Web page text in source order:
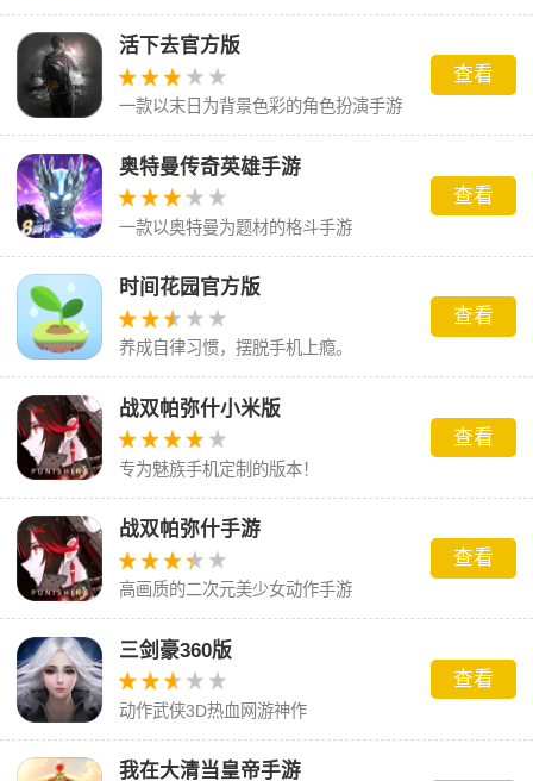
活下去官方版
一款以末日为背景色彩的角色扮演手游
查看
奥特曼传奇英雄手游
一款以奥特曼为题材的格斗手游
查看
时间花园官方版
养成自律习惯，摆脱手机上瘾。
查看
战双帕弥什小米版
专为魅族手机定制的版本！
查看
战双帕弥什手游
高画质的二次元美少女动作手游
查看
三剑豪360版
动作武侠3D热血网游神作
查看
我在大清当皇帝手游